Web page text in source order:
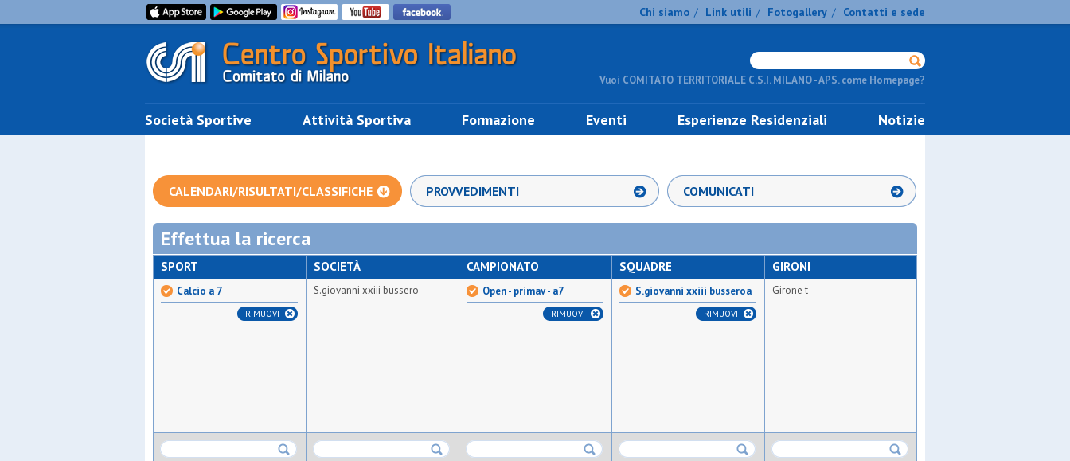
Chi siamo / Link utili / Fotogallery / Contatti e sede
Vuoi COMITATO TERRITORIALE C.S.I. MILANO - APS. come Homepage?
Società Sportive Attività Sportiva Formazione Eventi Esperienze Residenziali Notizie
CALENDARI/RISULTATI/CLASSIFICHE PROVVEDIMENTI COMUNICATI
Effettua la ricerca
SPORT
Calcio a 7
RIMUOVI
SOCIETÀ
S.giovanni xxiii bussero
CAMPIONATO
Open - primav - a7
RIMUOVI
SQUADRE
S.giovanni xxiii busseroa
RIMUOVI
GIRONI
Girone t